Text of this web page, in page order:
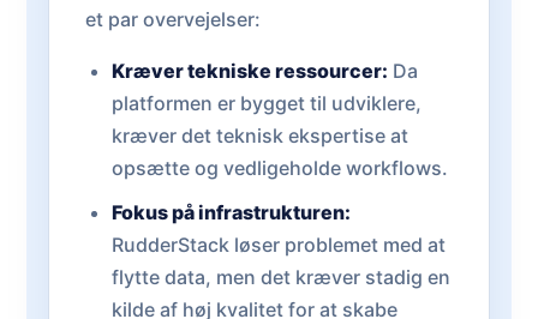
et par overvejelser:
Kræver tekniske ressourcer: Da
platformen er bygget til udviklere,
kræver det teknisk ekspertise at
opsætte og vedligeholde workflows.
Fokus på infrastrukturen:
RudderStack løser problemet med at
flytte data, men det kræver stadig en
kilde af høj kvalitet for at skabe